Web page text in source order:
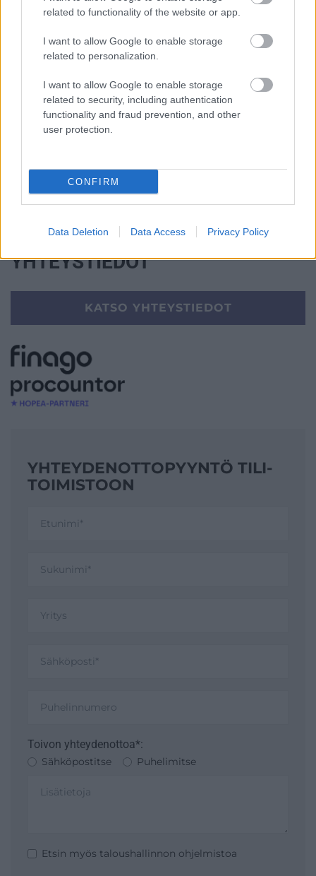
related to functionality of the website or app.
I want to allow Google to enable storage
related to personalization.
I want to allow Google to enable storage
related to security, including authentication
functionality and fraud prevention, and other
user protection.
CONFIRM
Data Deletion Data Access Privacy Policy
Henkilöstöhallinnon palvelut
Konserneihin liittyvät palvelut
Lakisääteinen kirjanpito
Maksatuspalvelut
Myyntilaskuihin liittyvät palvelut
Ostolaskuihin liittyvät palvelut
tulkitseminen, budjetointi ja ennusteet)
Ulkoinen laskenta
YHTEYSTIEDOT
KATSO YHTEYSTIEDOT
YHTEYDENOTTO­PYYNTÖ TILI­
TOIMISTOON
Toivon yhteydenottoa*:
Sähköpostitse Puhelimitse
Etsin myös taloushallinnon ohjelmistoa